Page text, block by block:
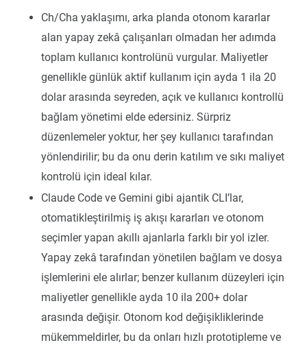
Ch/Cha yaklaşımı, arka planda otonom kararlar
alan yapay zekâ çalışanları olmadan her adımda
toplam kullanıcı kontrolünü vurgular. Maliyetler
genellikle günlük aktif kullanım için ayda 1 ila 20
dolar arasında seyreden, açık ve kullanıcı kontrollü
bağlam yönetimi elde edersiniz. Sürpriz
düzenlemeler yoktur, her şey kullanıcı tarafından
yönlendirilir; bu da onu derin katılım ve sıkı maliyet
kontrolü için ideal kılar.
Claude Code ve Gemini gibi ajantik CLI’lar,
otomatikleştirilmiş iş akışı kararları ve otonom
seçimler yapan akıllı ajanlarla farklı bir yol izler.
Yapay zekâ tarafından yönetilen bağlam ve dosya
işlemlerini ele alırlar; benzer kullanım düzeyleri için
maliyetler genellikle ayda 10 ila 200+ dolar
arasında değişir. Otonom kod değişikliklerinde
mükemmeldirler, bu da onları hızlı prototipleme ve